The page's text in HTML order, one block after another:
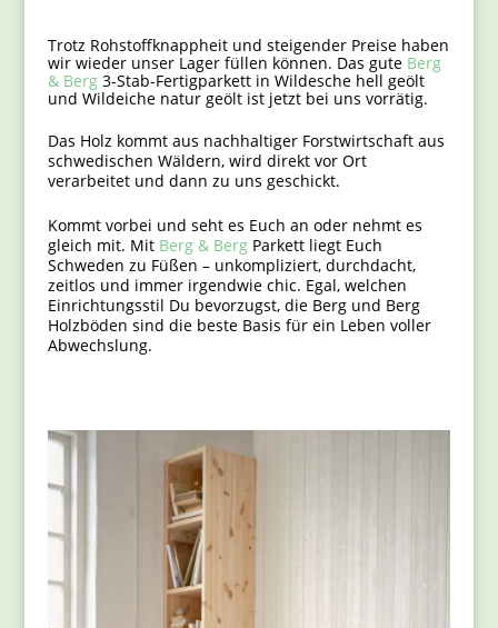
Trotz Rohstoffknappheit und steigender Preise haben
wir wieder unser Lager füllen können. Das gute Berg
& Berg3-Stab-Fertigparkett in Wildesche hell geölt
und Wildeiche natur geölt ist jetzt bei uns vorrätig.
Das Holz kommt aus nachhaltiger Forstwirtschaft aus
schwedischen Wäldern, wird direkt vor Ort
verarbeitet und dann zu uns geschickt.
Kommt vorbei und seht es Euch an oder nehmt es
gleich mit. Mit Berg & BergParkett liegt Euch
Schweden zu Füßen – unkompliziert, durchdacht,
zeitlos und immer irgendwie chic. Egal, welchen
Einrichtungsstil Du bevorzugst, die Berg und Berg
Holzböden sind die beste Basis für ein Leben voller
Abwechslung.